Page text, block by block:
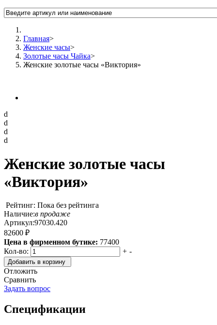
Главная>
Женские часы>
Золотые часы Чайка>
Женские золотые часы «Виктория»
d
d
d
d
Женские золотые часы
«Виктория»
Рейтинг: Пока без рейтинга
Наличие:в продаже
Артикул:97030.420
82600 ₽
Цена в фирменном бутике: 77400
Кол-во:
+ -
Добавить в корзину
Отложить
Сравнить
Задать вопрос
Спецификации